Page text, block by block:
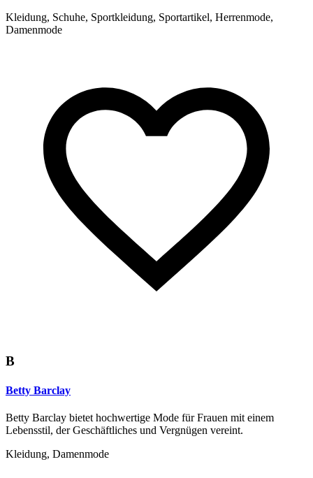
Kleidung, Schuhe, Sportkleidung, Sportartikel, Herrenmode,
Damenmode
B
Betty Barclay
Betty Barclay bietet hochwertige Mode für Frauen mit einem
Lebensstil, der Geschäftliches und Vergnügen vereint.
Kleidung, Damenmode